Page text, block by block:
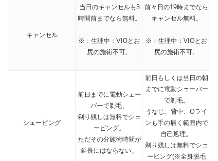
キャンセル
当日のキャンセルも3
時間前までなら無料。
※：生理中：VIOとお
尻の施術不可。
前々日の19時までなら
キャンセル無料。
※：生理中：VIOとお
尻の施術不可。
シェービング
前日までに電動シェー
バーで剃毛。
剃り残しは無料でシェ
ービング。
ただその分施術時間が
延長にはならない。
前日もしくは当日の朝
までに電動シェーバー
で剃毛。
うなじ、背中、Oライ
ンも手の届く範囲内で
自己処理。
剃り残しは無料でシェ
ービング(※全身脱毛